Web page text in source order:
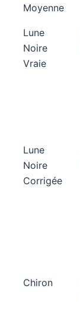
Moyenne
Lune
Noire
Vraie
Lune
Noire
Corrigée
Chiron